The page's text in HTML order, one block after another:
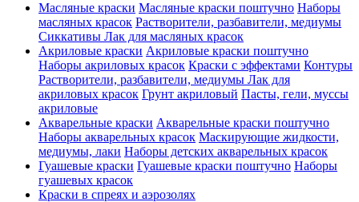
Масляные краски Масляные краски поштучно Наборы
масляных красок Растворители, разбавители, медиумы
Сиккативы Лак для масляных красок
Акриловые краски Акриловые краски поштучно
Наборы акриловых красок Краски с эффектами Контуры
Растворители, разбавители, медиумы Лак для
акриловых красок Грунт акриловый Пасты, гели, муссы
акриловые
Акварельные краски Акварельные краски поштучно
Наборы акварельных красок Маскирующие жидкости,
медиумы, лаки Наборы детских акварельных красок
Гуашевые краски Гуашевые краски поштучно Наборы
гуашевых красок
Краски в спреях и аэрозолях